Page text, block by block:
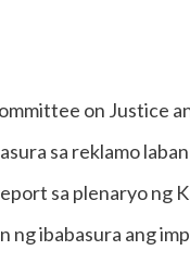
on Justice
sa reklamo
sa plenaryo ng
ibabasura ang